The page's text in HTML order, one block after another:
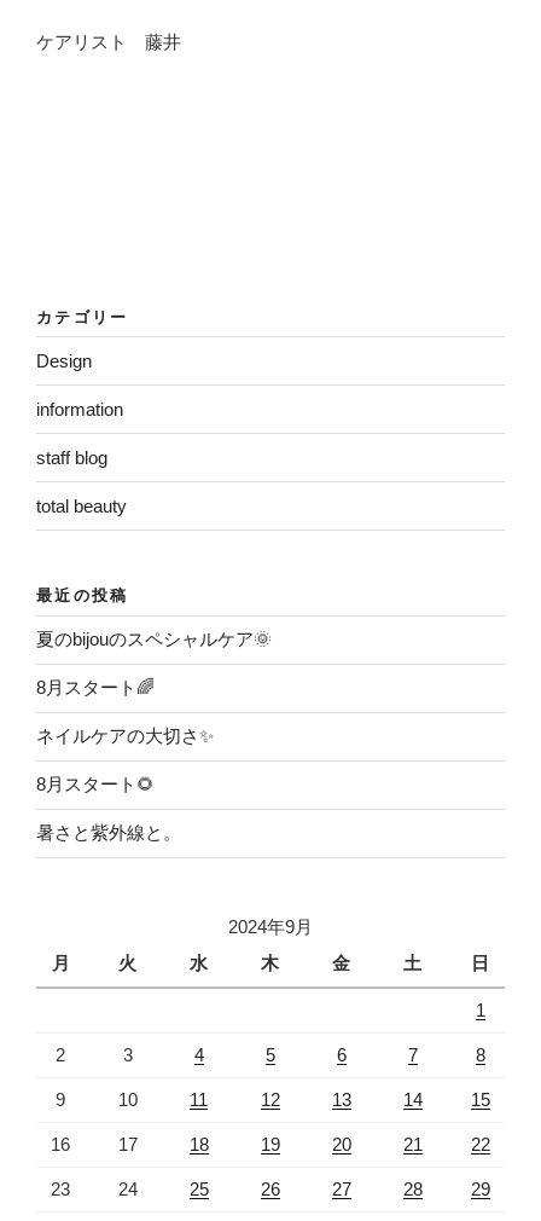
ケアリスト 藤井
カテゴリー
Design
information
staff blog
total beauty
最近の投稿
夏のbijouのスペシャルケア🌞
8月スタート🌈
ネイルケアの大切さ✨
8月スタート🌻
暑さと紫外線と。
2024年9月
月
火 水 木 金 土 日
1
2 3 4 5 6 7 8
9 10 11 12 13 14 15
16 17 18 19 20 21 22
23 24 25 26 27 28 29